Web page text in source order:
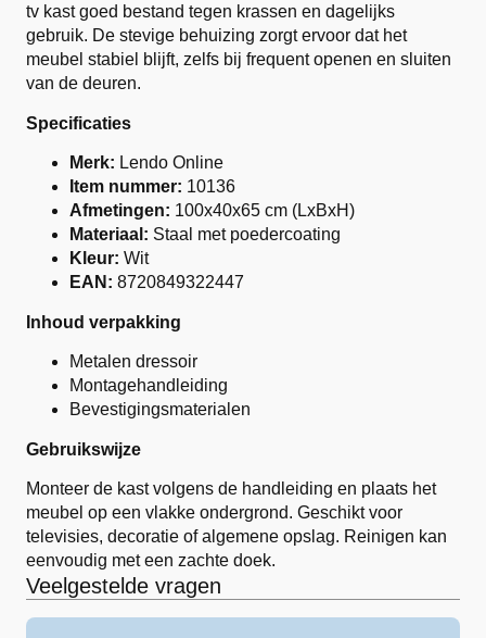
tv kast goed bestand tegen krassen en dagelijks
gebruik. De stevige behuizing zorgt ervoor dat het
meubel stabiel blijft, zelfs bij frequent openen en sluiten
van de deuren.
Specificaties
Merk: Lendo Online
Item nummer: 10136
Afmetingen: 100x40x65 cm (LxBxH)
Materiaal: Staal met poedercoating
Kleur: Wit
EAN: 8720849322447
Inhoud verpakking
Metalen dressoir
Montagehandleiding
Bevestigingsmaterialen
Gebruikswijze
Monteer de kast volgens de handleiding en plaats het
meubel op een vlakke ondergrond. Geschikt voor
televisies, decoratie of algemene opslag. Reinigen kan
eenvoudig met een zachte doek.
Veelgestelde vragen